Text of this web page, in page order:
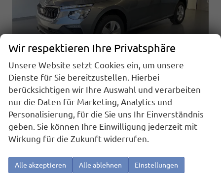
Skoda Kamiq
sofort lieferbar Neuwagen
25919
85 kW (116 PS) 20 km
Wir respektieren Ihre Privatsphäre
Unsere Website setzt Cookies ein, um unsere
Dienste für Sie bereitzustellen. Hierbei
berücksichtigen wir Ihre Auswahl und verarbeiten
nur die Daten für Marketing, Analytics und
Personalisierung, für die Sie uns Ihr Einverständnis
geben. Sie können Ihre Einwilligung jederzeit mit
Wirkung für die Zukunft widerrufen.
Alle akzeptieren Alle ablehnen Einstellungen